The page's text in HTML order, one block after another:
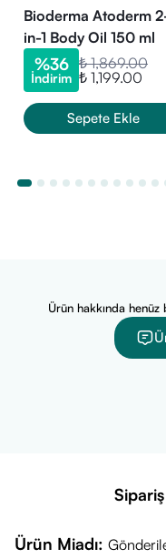
CAPRYLIC/CAPRIC
DODECYL P-
ANNUUS
OCHROLEUCA
Bioderma Atoderm
in-1 Body Oil 150 ml
%36
İndirim
₺ 1,869.00
₺ 1,199.00
Sepete Ekle
Ürün hakkında
Ürün Miadı: